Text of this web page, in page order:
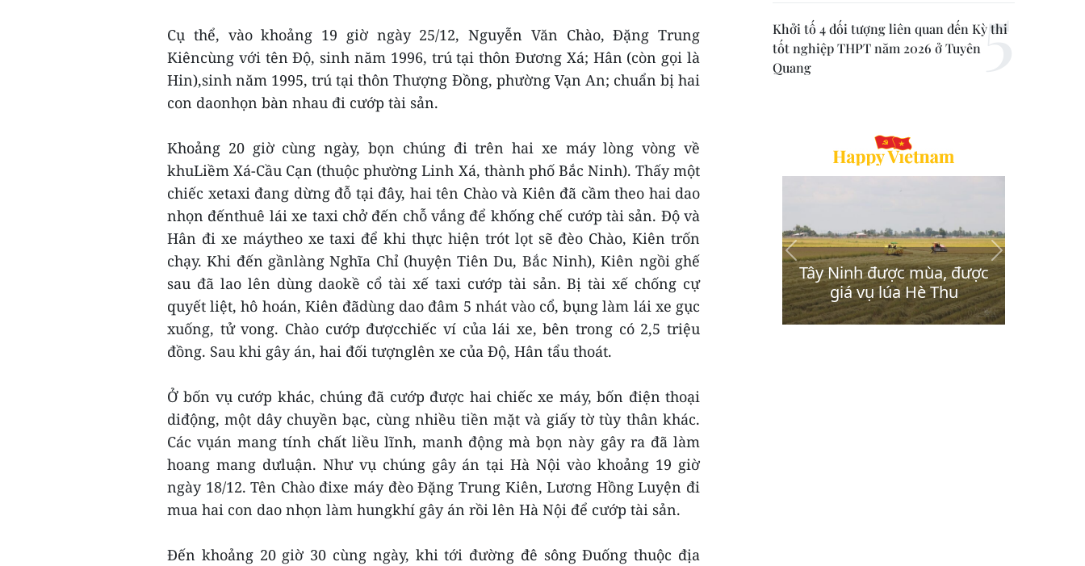
Cụ thể, vào khoảng 19 giờ ngày 25/12, Nguyễn Văn Chào, Đặng Trung
Kiêncùng với tên Độ, sinh năm 1996, trú tại thôn Đương Xá; Hân (còn gọi là
Hin),sinh năm 1995, trú tại thôn Thượng Đồng, phường Vạn An; chuẩn bị hai
con daonhọn bàn nhau đi cướp tài sản.
Khoảng 20 giờ cùng ngày, bọn chúng đi trên hai xe máy lòng vòng về
khuLiềm Xá-Cầu Cạn (thuộc phường Linh Xá, thành phố Bắc Ninh). Thấy một
chiếc xetaxi đang dừng đỗ tại đây, hai tên Chào và Kiên đã cầm theo hai dao
nhọn đếnthuê lái xe taxi chở đến chỗ vắng để khống chế cướp tài sản. Độ và
Hân đi xe máytheo xe taxi để khi thực hiện trót lọt sẽ đèo Chào, Kiên trốn
chạy. Khi đến gầnlàng Nghĩa Chỉ (huyện Tiên Du, Bắc Ninh), Kiên ngồi ghế
sau đã lao lên dùng daokề cổ tài xế taxi cướp tài sản. Bị tài xế chống cự
quyết liệt, hô hoán, Kiên đãdùng dao đâm 5 nhát vào cổ, bụng làm lái xe gục
xuống, tử vong. Chào cướp đượcchiếc ví của lái xe, bên trong có 2,5 triệu
đồng. Sau khi gây án, hai đối tượnglên xe của Độ, Hân tẩu thoát.
Ở bốn vụ cướp khác, chúng đã cướp được hai chiếc xe máy, bốn điện thoại
diđộng, một dây chuyền bạc, cùng nhiều tiền mặt và giấy tờ tùy thân khác.
Các vụán mang tính chất liều lĩnh, manh động mà bọn này gây ra đã làm
hoang mang dưluận. Như vụ chúng gây án tại Hà Nội vào khoảng 19 giờ
ngày 18/12. Tên Chào đixe máy đèo Đặng Trung Kiên, Lương Hồng Luyện đi
mua hai con dao nhọn làm hungkhí gây án rồi lên Hà Nội để cướp tài sản.
Đến khoảng 20 giờ 30 cùng ngày, khi tới đường đê sông Đuống thuộc địa
Khởi tố 4 đối tượng liên quan đến Kỳ thi
tốt nghiệp THPT năm 2026 ở Tuyên
Quang